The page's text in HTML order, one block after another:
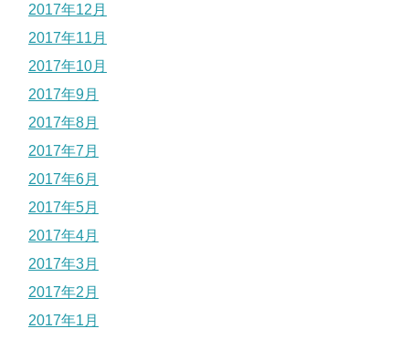
2017年12月
2017年11月
2017年10月
2017年9月
2017年8月
2017年7月
2017年6月
2017年5月
2017年4月
2017年3月
2017年2月
2017年1月